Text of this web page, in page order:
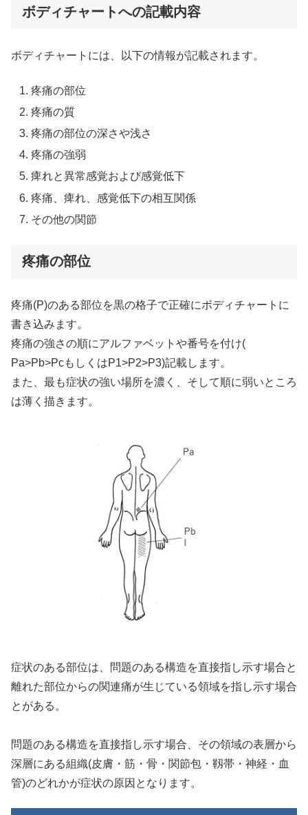
ボディチャートへの記載内容
ボディチャートには、以下の情報が記載されます。
疼痛の部位
疼痛の質
疼痛の部位の深さや浅さ
疼痛の強弱
痺れと異常感覚および感覚低下
疼痛、痺れ、感覚低下の相互関係
その他の関節
疼痛の部位
疼痛(P)のある部位を黒の格子で正確にボディチャートに
書き込みます。
疼痛の強さの順にアルファベットや番号を付け(
Pa>Pb>PcもしくはP1>P2>P3)記載します。
また、最も症状の強い場所を濃く、そして順に弱いところ
は薄く描きます。
症状のある部位は、問題のある構造を直接指し示す場合と
離れた部位からの関連痛が生じている領域を指し示す場合
とがある。
問題のある構造を直接指し示す場合、その領域の表層から
深層にある組織(皮膚・筋・骨・関節包・靱帯・神経・血
管)のどれかが症状の原因となります。